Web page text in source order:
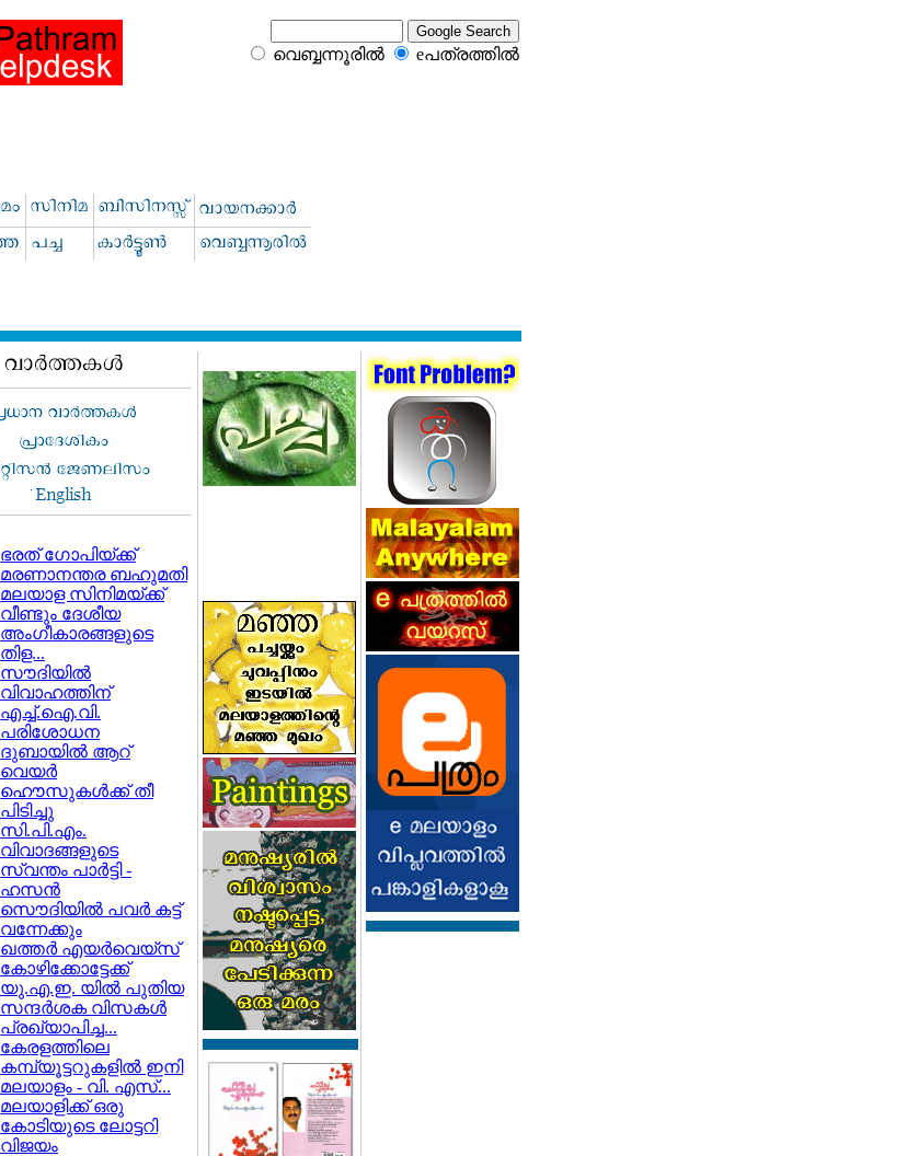
വെബ്ബന്നൂരില്‍ eപത്രത്തില്‍
ഭരത് ഗോപിയ്ക്ക്
മരണാനന്തര ബഹുമതി
മലയാള സിനിമയ്ക്ക്
വീണ്ടും ദേശീയ
അംഗീകാരങ്ങളുടെ
തിള...
സൗദിയില്‍
വിവാഹത്തിന്
എച്ച്.ഐ.വി.
പരിശോധന
ദുബായില്‍ ആറ്
വെയര്‍
ഹൌസുകള്‍ക്ക് തീ
പിടിച്ചു
സി.പി.എം.
വിവാദങ്ങളുടെ
സ്വന്തം പാര്‍ട്ടി -
ഹസന്‍
സൌദിയില്‍ പവര്‍ കട്ട്
വന്നേക്കും
ഖത്തര്‍ എയര്‍വെയ്സ്
കോഴിക്കോട്ടേക്ക്
യു.എ.ഇ. യില്‍ പുതിയ
സന്ദര്‍ശക വിസകള്‍
പ്രഖ്യാപിച്ച...
കേരളത്തിലെ
കമ്പ്യൂട്ടറുകളില്‍ ഇനി
മലയാളം - വി. എസ്...
മലയാളിക്ക് ഒരു
കോടിയുടെ ലോട്ടറി
വിജയം